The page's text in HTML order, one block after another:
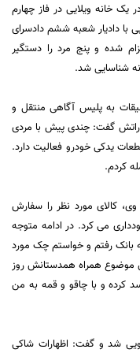
یک خانه ویلایی در فاز چهارم
با دادیار شعبه ششم دادسرای
شده و پنج مرد را دستگیر
شناسایی شد.
به پلیس آگاهی منتقل و
گفت: چندی پیش با مردی
یدکی خودرو فعالیت دارد.
کردم.
کالای مورد نظر را سفارش
می کرد. در ادامه متوجه
بانک رفتم و خواستم چک مورد
موضوع همراه همدستانش روز
کرده و با چاقو و قمه به من
شد و گفت: اظهارات شاکی